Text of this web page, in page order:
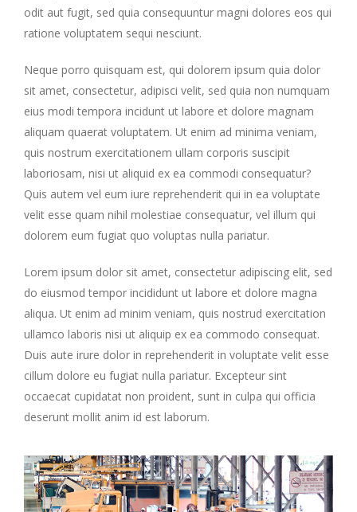
odit aut fugit, sed quia consequuntur magni dolores eos qui
ratione voluptatem sequi nesciunt.
Neque porro quisquam est, qui dolorem ipsum quia dolor
sit amet, consectetur, adipisci velit, sed quia non numquam
eius modi tempora incidunt ut labore et dolore magnam
aliquam quaerat voluptatem. Ut enim ad minima veniam,
quis nostrum exercitationem ullam corporis suscipit
laboriosam, nisi ut aliquid ex ea commodi consequatur?
Quis autem vel eum iure reprehenderit qui in ea voluptate
velit esse quam nihil molestiae consequatur, vel illum qui
dolorem eum fugiat quo voluptas nulla pariatur.
Lorem ipsum dolor sit amet, consectetur adipiscing elit, sed
do eiusmod tempor incididunt ut labore et dolore magna
aliqua. Ut enim ad minim veniam, quis nostrud exercitation
ullamco laboris nisi ut aliquip ex ea commodo consequat.
Duis aute irure dolor in reprehenderit in voluptate velit esse
cillum dolore eu fugiat nulla pariatur. Excepteur sint
occaecat cupidatat non proident, sunt in culpa qui officia
deserunt mollit anim id est laborum.